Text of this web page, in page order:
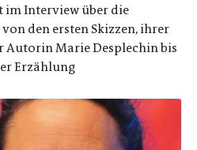
im Interview über die
den ersten Skizzen, ihrer
Autorin Marie Desplechin bis
Erzählung